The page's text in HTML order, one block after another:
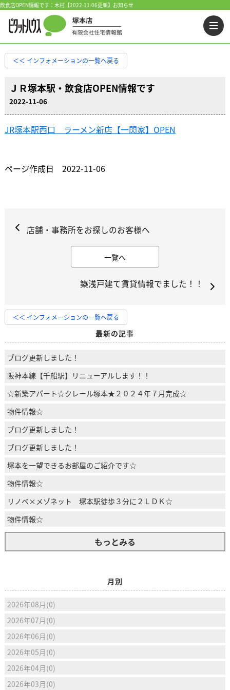
飲食店OPEN情報です：木村【2022-11-06更新】お知らせ
＜＜ インフォメーションの一覧へ戻る
ＪＲ塚本駅・飲食店OPEN情報です
2022-11-06
JR塚本駅西口 ラーメン新店【一閃家】OPEN
ページ作成日 2022-11-06
店舗・事務所をお探しのお客様へ
一覧へ
築浅戸建て賃貸情報でました！！
＜＜ インフォメーションの一覧へ戻る
最新の記事
ブログ更新しました！
阪神本線【千船駅】リニューアルします！！
☆新築アパート☆クレール塚本★２０２４年７月完成☆
物件情報☆
ブログ更新しました！
ブログ更新しました！
塚本を一望できるお部屋のご紹介です☆
物件情報☆
リノベ×メゾネット 塚本駅徒歩３分に２ＬＤＫ☆
物件情報☆
もっとみる
月別
2026年08月(0)
2026年07月(0)
2026年06月(0)
2026年05月(0)
2026年04月(0)
2026年03月(0)